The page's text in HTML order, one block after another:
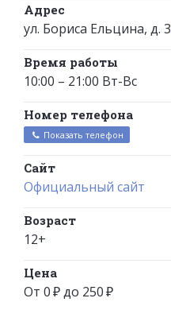
Адрес
ул. Бориса Ельцина, д. 3
Время работы
10:00 – 21:00 Вт-Вс
Номер телефона
Показать телефон
Сайт
Официальный сайт
Возраст
12+
Цена
От 0 ₽ до 250 ₽